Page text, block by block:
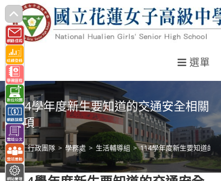
跳
轉
至
主
要
內
容
選單
114學年度新生要知道的交通安全相關
事項
> 行政團隊 > 學務處 > 生活輔導組 > 114學年度新生要知道的